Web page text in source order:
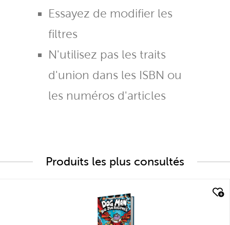
Essayez de modifier les
filtres
N'utilisez pas les traits
d'union dans les ISBN ou
les numéros d'articles
Produits les plus consultés